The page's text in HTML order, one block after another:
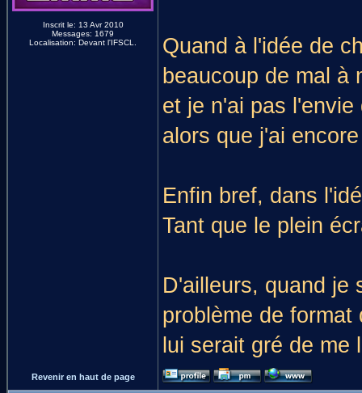
Inscrit le: 13 Avr 2010
Messages: 1679
Localisation: Devant l'IFSCL.
Quand à l'idée de
beaucoup de mal à
et je n'ai pas
alors que j'ai
Enfin bref, dans
Tant que le plein
D'ailleurs, quand je
problème de
lui serait gré de me
Revenir en haut de page